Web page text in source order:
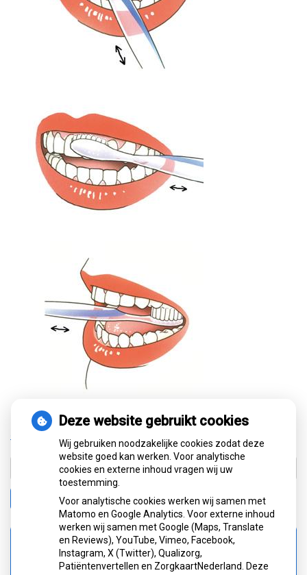
« Terug naar het overzicht
Zoeken
Spoed
0900-8602
Deze website gebruikt cookies
Wij gebruiken noodzakelijke cookies zodat deze
website goed kan werken. Voor analytische
cookies en externe inhoud vragen wij uw
toestemming.
Voor analytische cookies werken wij samen met
Matomo en Google Analytics. Voor externe inhoud
werken wij samen met Google (Maps, Translate
en Reviews), YouTube, Vimeo, Facebook,
Instagram, X (Twitter), Qualizorg,
Patiëntenvertellen en ZorgkaartNederland. Deze